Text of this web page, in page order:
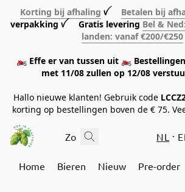
Korting bij afhaling ꪜ Betalen bij
verpakking ꪜ Gratis levering Bel &
landen: vanaf €200/€250
🏍️ Effe er van tussen uit 🏍️
met 11/08 zullen op 12/08
Hallo nieuwe klanten! Gebruik code
korting op bestellingen boven de € 75.
NL
Home Bieren Nieuw Pre-order